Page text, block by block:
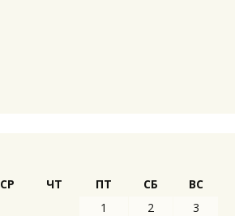
СР ЧТ ПТ СБ
ВС
1
2
3